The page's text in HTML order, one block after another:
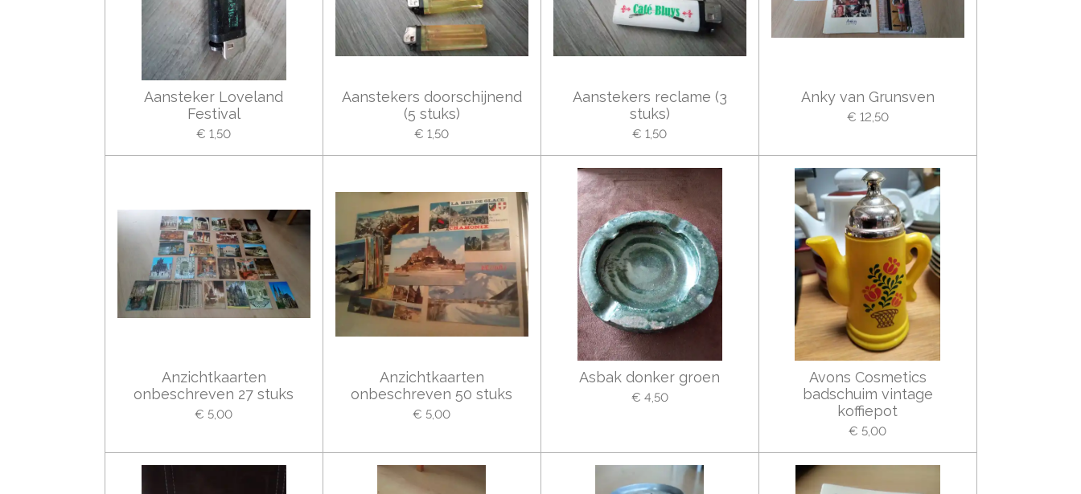
Aansteker Loveland
Festival
€ 1,50
Aanstekers doorschijnend
(5 stuks)
€ 1,50
Aanstekers reclame (3
stuks)
€ 1,50
Anky van Grunsven
€ 12,50
Anzichtkaarten
onbeschreven 27 stuks
€ 5,00
Anzichtkaarten
onbeschreven 50 stuks
€ 5,00
Asbak donker groen
€ 4,50
Avons Cosmetics
badschuim vintage
koffiepot
€ 5,00